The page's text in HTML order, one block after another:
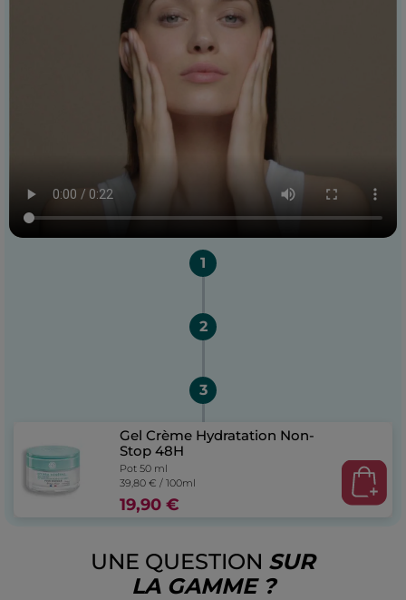
1
2
3
Gel Crème Hydratation Non-
Stop 48H
Pot 50 ml
39,80 € / 100ml
19,90 €
UNE QUESTION SUR
LA GAMME ?